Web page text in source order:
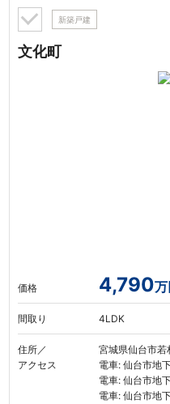
新築戸建
文化町
価格 4,790万
間取り 4LDK
住所／
アクセス
宮城県仙台市若
電車: 仙台市地
電車: 仙台市地
電車: 仙台市地